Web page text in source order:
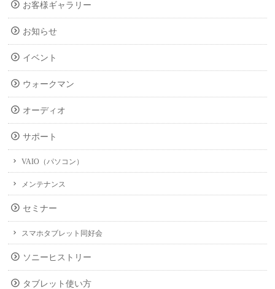
お客様ギャラリー
お知らせ
イベント
ウォークマン
オーディオ
サポート
VAIO（パソコン）
メンテナンス
セミナー
スマホタブレット同好会
ソニーヒストリー
タブレット使い方